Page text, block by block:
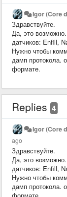
Igor (Core
Здравствуйте.
Да, это
датчиков: Enfill,
Нужно чтобы
дамп протокола.
формате.
Replies 4
Igor (Core
ago
Здравствуйте.
Да, это
датчиков: Enfill,
Нужно чтобы
дамп протокола.
формате.